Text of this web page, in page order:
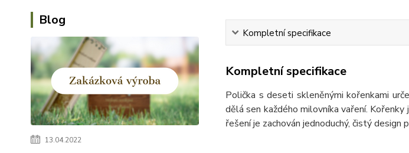
Blog
13.04.2022
Kompletní specifikace
Kompletní specifikace
Polička s deseti skleněnými kořenkami
dělá sen každého milovníka vaření.
řešení je zachován jednoduchý, čistý